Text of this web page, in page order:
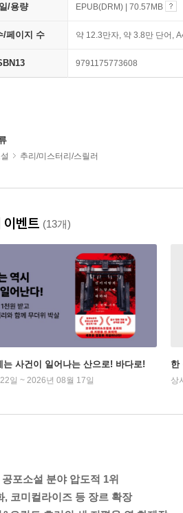
/용량 EPUB(DRM) | 70.57MB
/페이지 수 약 12.3만자, 약 3.8만 단어,
9791175773608
추리/미스터리/스릴러
이벤트 (13개)
는 사건이 일어나는 산으로! 바다로!
일 ~ 2026년 08월 17일
한
상
포소설 분야 압도적 1위
, 코미컬라이즈 등 장르 확장